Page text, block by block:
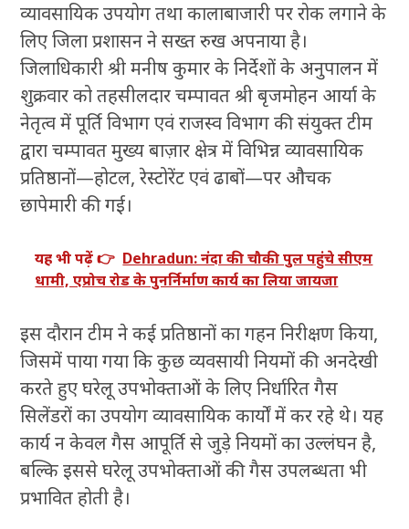
व्यावसायिक उपयोग तथा कालाबाजारी पर रोक लगाने के
लिए जिला प्रशासन ने सख्त रुख अपनाया है।
जिलाधिकारी श्री मनीष कुमार के निर्देशों के अनुपालन में
शुक्रवार को तहसीलदार चम्पावत श्री बृजमोहन आर्या के
नेतृत्व में पूर्ति विभाग एवं राजस्व विभाग की संयुक्त टीम
द्वारा चम्पावत मुख्य बाज़ार क्षेत्र में विभिन्न व्यावसायिक
प्रतिष्ठानों—होटल, रेस्टोरेंट एवं ढाबों—पर औचक
छापेमारी की गई।
यह भी पढ़ें 👉 Dehradun: नंदा की चौकी पुल पहुंचे सीएम
धामी, एप्रोच रोड के पुनर्निर्माण कार्य का लिया जायजा
इस दौरान टीम ने कई प्रतिष्ठानों का गहन निरीक्षण किया,
जिसमें पाया गया कि कुछ व्यवसायी नियमों की अनदेखी
करते हुए घरेलू उपभोक्ताओं के लिए निर्धारित गैस
सिलेंडरों का उपयोग व्यावसायिक कार्यों में कर रहे थे। यह
कार्य न केवल गैस आपूर्ति से जुड़े नियमों का उल्लंघन है,
बल्कि इससे घरेलू उपभोक्ताओं की गैस उपलब्धता भी
प्रभावित होती है।